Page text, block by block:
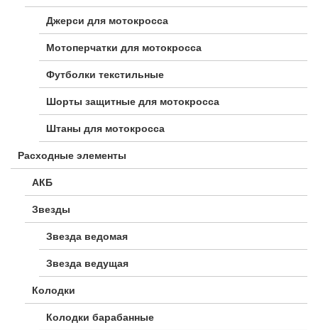
Джерси для мотокросса
Мотоперчатки для мотокросса
Футболки текстильные
Шорты защитные для мотокросса
Штаны для мотокросса
Расходные элементы
АКБ
Звезды
Звезда ведомая
Звезда ведущая
Колодки
Колодки барабанные